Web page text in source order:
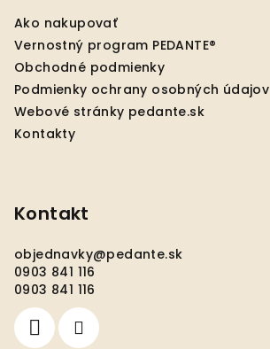
Ako nakupovať
Vernostný program PEDANTE®
Obchodné podmienky
Podmienky ochrany osobných údajov
Webové stránky pedante.sk
Kontakty
Kontakt
objednavky@pedante.sk
0903 841 116
0903 841 116